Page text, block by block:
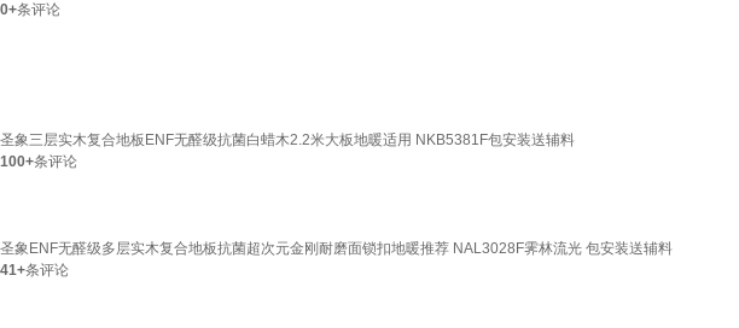
0+条评论
圣象三层实木复合地板ENF无醛级抗菌白蜡木2.2米大板地暖适用 NKB5381F包安装送辅料
100+条评论
圣象ENF无醛级多层实木复合地板抗菌超次元金刚耐磨面锁扣地暖推荐 NAL3028F霁林流光 包安装送辅料
41+条评论